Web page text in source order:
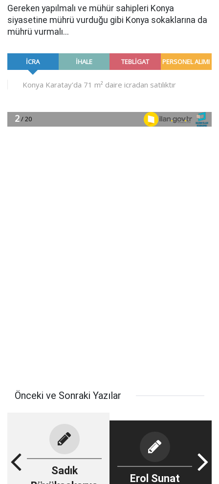
Gereken yapılmalı ve mühür sahipleri Konya
siyasetine mührü vurduğu gibi Konya sokaklarına da
mührü vurmalı...
Önceki ve Sonraki Yazılar
Sadık
Erol Sunat